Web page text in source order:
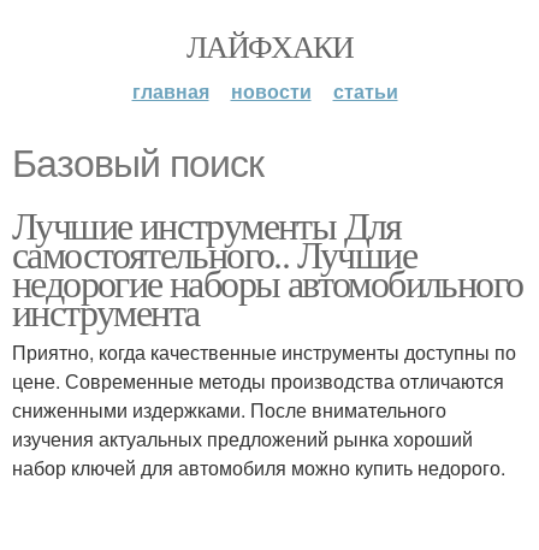
ЛАЙФХАКИ
главная новости статьи
Базовый поиск
Лучшие инструменты Для
самостоятельного.. Лучшие
недорогие наборы автомобильного
инструмента
Приятно, когда качественные инструменты доступны по
цене. Современные методы производства отличаются
сниженными издержками. После внимательного
изучения актуальных предложений рынка хороший
набор ключей для автомобиля можно купить недорого.